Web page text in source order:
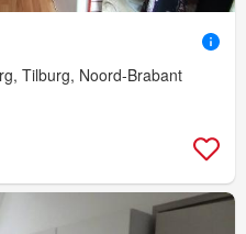
Tilburg, Noord-Brabant